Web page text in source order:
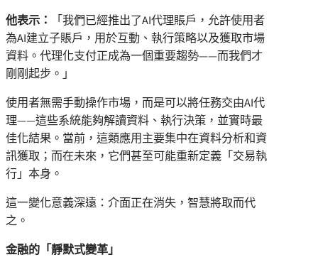
他表示：
「我們已經推出了AI代理賬戶，允許使用者
為AI建立子賬戶，用於互動、執行策略以及獲取市場
資料。代理化支付正成為一個重要趨勢——而我們才
剛剛起步。」
使用者無需手動操作市場，而是可以將任務交由AI代
理——這些系統能夠解讀資料、執行決策，並實時最
佳化結果。當前，這類應用主要集中在資料分析和資
訊獲取；而在未來，它們甚至可能重新定義「交易執
行」本身。
這一變化意義深遠：介面正在消失，智慧將取而代
之。
金融的「靜默式變革」